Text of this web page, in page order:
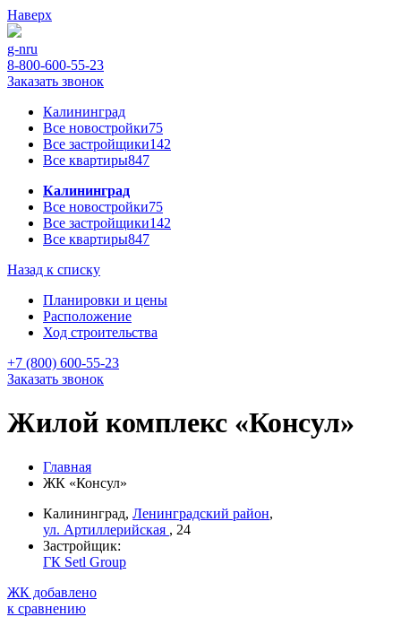
Наверх
g-nru
8-800-600-55-23
Заказать звонок
Калининград
Все новостройки75
Все застройщики142
Все квартиры847
Калининград
Все новостройки75
Все застройщики142
Все квартиры847
Назад к списку
Планировки и цены
Расположение
Ход строительства
+7 (800) 600-55-23
Заказать звонок
Жилой комплекс «Консул»
Главная
ЖК «Консул»
Калининград, Ленинградский район,
ул. Артиллерийская , 24
Застройщик:
ГК Setl Group
ЖК добавлено
к сравнению